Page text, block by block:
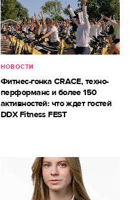
НОВОСТИ
Фитнес-гонка CRACE, техно-
перформанс и более 150
активностей: что ждет гостей
DDX Fitness FEST